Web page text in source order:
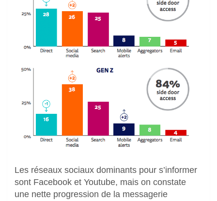
Les réseaux sociaux dominants pour s’informer
sont Facebook et Youtube, mais on constate
une nette progression de la messagerie